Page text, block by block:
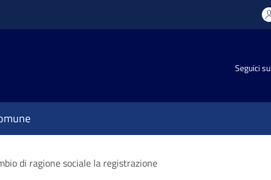
Seguici su
di ragione sociale la registrazione